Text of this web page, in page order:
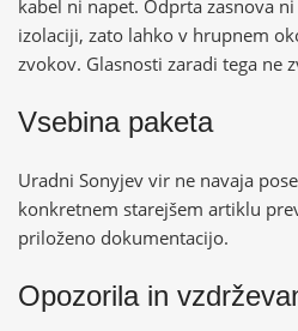
kabel ni napet. Odprta zasnova
izolaciji, zato lahko v hrupnem
zvokov. Glasnosti zaradi tega ne
Vsebina paketa
Uradni Sonyjev vir ne navaja
konkretnem starejšem artiklu
priloženo dokumentacijo.
Opozorila in